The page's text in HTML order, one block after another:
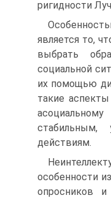
ригидности
является то,
выбрать
социальной
их помощью
такие
действиям.
особенности
опросников и